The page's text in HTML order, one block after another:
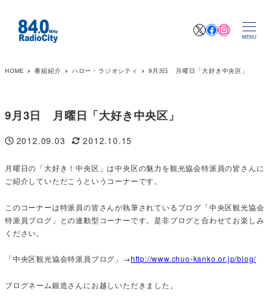
XFacebook
MENU
HOME 番組紹介 ハロー・ラジオシティ 9月3日 月曜日「大好き中央区」
9月3日 月曜日「大好き中央区」
投稿日
2012.09.03
更新日
2012.10.15
月曜日の「大好き！中央区」は中央区の魅力を観光協会特派員の皆さんに
ご紹介していただこうというコーナーです。
このコーナーは特派員の皆さんが執筆されているブログ「中央区観光協会
特派員ブログ」との連動型コーナーです。是非ブログと合わせてお楽しみ
ください。
「中央区観光協会特派員ブログ」→http://www.chuo-kanko.or.jp/blog/
ブログネーム銀造さんにお越しいただきました。